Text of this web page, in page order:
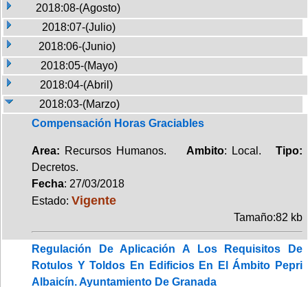
2018:08-(Agosto)
2018:07-(Julio)
2018:06-(Junio)
2018:05-(Mayo)
2018:04-(Abril)
2018:03-(Marzo)
Compensación Horas Graciables
Area: Recursos Humanos. Ambito: Local.Tipo:
Decretos.
Fecha: 27/03/2018
Estado: Vigente
Tamaño:82 kb
Regulación De Aplicación A Los Requisitos De
Rotulos Y Toldos En Edificios En El Ámbito Pepri
Albaicín. Ayuntamiento De Granada